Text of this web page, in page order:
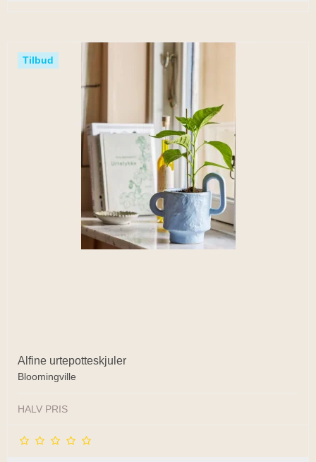
Tilbud
Alfine urtepotteskjuler
Bloomingville
HALV PRIS